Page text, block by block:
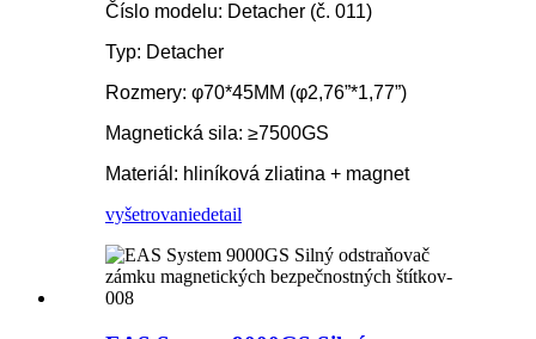
Číslo modelu: Detacher (č. 011)
Typ: Detacher
Rozmery: φ70*45MM (φ2,76”*1,77”)
Magnetická sila: ≥7500GS
Materiál: hliníková zliatina + magnet
vyšetrovaniedetail